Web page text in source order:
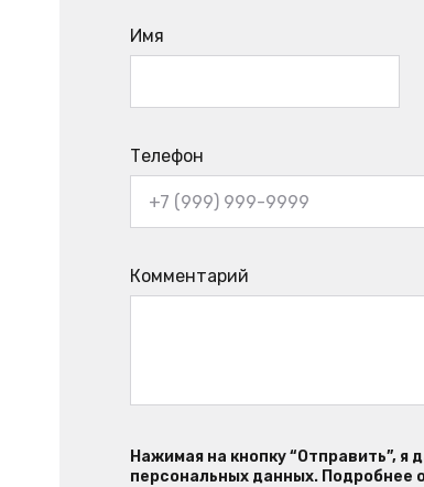
Имя
Телефон
Комментарий
Нажимая на кнопку “Отправить”, я
персональных данных. Подробнее